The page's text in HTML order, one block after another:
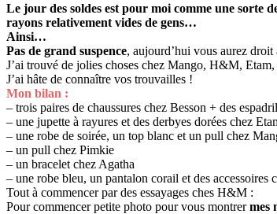
Le jour des soldes est pour moi comme une sorte
rayons relativement vides de gens…
Ainsi…
Pas de grand suspence, aujourd’hui vous aurez droit
J’ai trouvé de jolies choses chez Mango, H&M,
J’ai hâte de connaître vos trouvailles !
Mon bilan :
– trois paires de chaussures chez Besson + des
– une jupette à rayures et des derbyes dorées chez
– une robe de soirée, un top blanc et un pull chez
– un pull chez Pimkie
– un bracelet chez Agatha
– une robe bleu, un pantalon corail et des accessoires
Tout à commencer par des essayages ches H&M :
Pour commencer petite photo pour vous montrermes